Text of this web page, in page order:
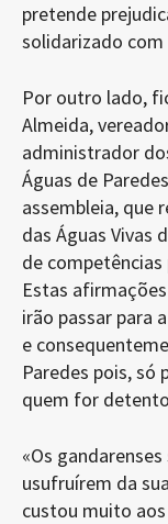
pretende
solidarizado
Por outro lado,
Almeida,
administrador
Águas de
assembleia, que
das Águas Vivas
de competências
Estas
irão passar para
e
Paredes pois, só
quem for
«Os
usufruírem da
custou muito